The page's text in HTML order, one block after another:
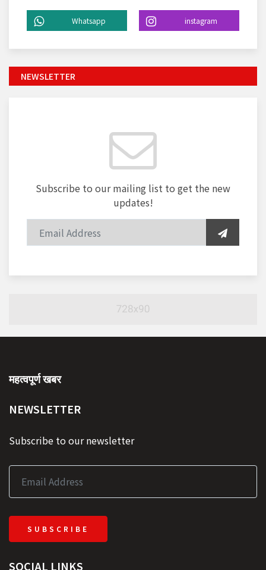
Whatsapp instagram
NEWSLETTER
Subscribe to our mailing list to get the new
updates!
महत्वपूर्ण खबर
NEWSLETTER
Subscribe to our newsletter
SUBSCRIBE
SOCIAL LINKS